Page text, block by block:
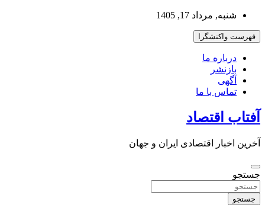
بروید
شنبه, مرداد 17, 1405
فهرست واکنشگرا
درباره ما
بازنشر
آگهی
تماس با ما
آفتاب اقتصاد
آخرین اخبار اقتصادی ایران و جهان
جستجو
جستجو